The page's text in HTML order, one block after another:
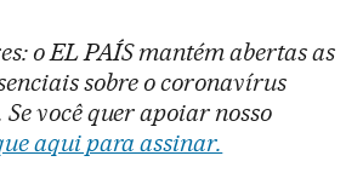
o EL PAÍS mantém abertas as
sobre o coronavírus
você quer apoiar nosso
aqui para assinar.